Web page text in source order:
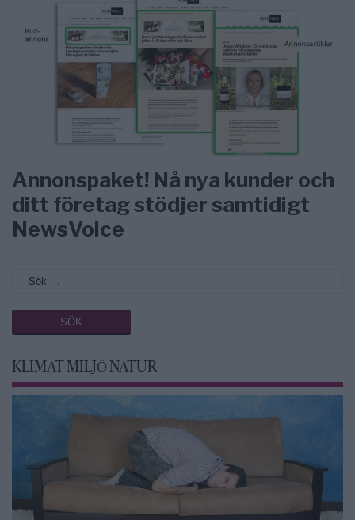
Annonspaket! Nå nya kunder och
ditt företag stödjer samtidigt
NewsVoice
KLIMAT MILJÖ NATUR